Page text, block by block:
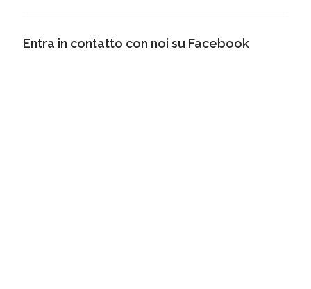
Entra in contatto con noi su Facebook